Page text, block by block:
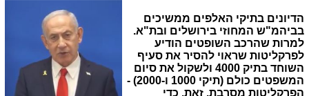
הדיונים בתיקי האלפים ממשיכים
בביהמ"ש המחוזי בירושלים ובת"א.
למרות שהרכב השופטים הודיע
לפרקליטות שראוי להסיר את סעיף
השוחד בתיק 4000 ולשקול את סיום
המשפטים כולם (תיקי 1000 ו-2000) -
הפרקליטות מסרבת. זאת, כדי